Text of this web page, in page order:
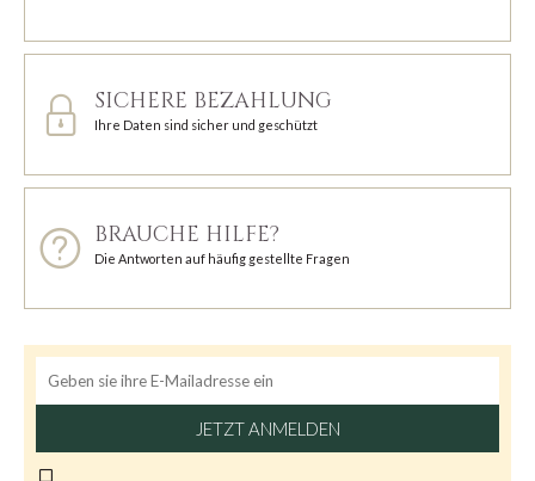
SICHERE BEZAHLUNG
Ihre Daten sind sicher und geschützt
BRAUCHE HILFE?
Die Antworten auf häufig gestellte Fragen
JETZT ANMELDEN